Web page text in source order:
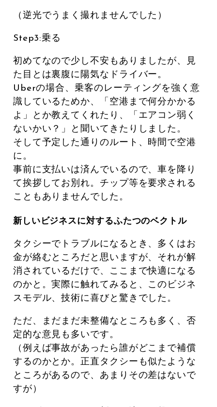
（逆光でうまく撮れませんでした）
Step3:乗る
初めてなので少し不安もありましたが、見
た目とは裏腹に陽気なドライバー。
Uberの場合、乗客のレーティングを強く意
識しているためか、「空港まで何分かかる
よ」とか教えてくれたり、「エアコン弱く
ないかい？」と聞いてきたりしました。
そして予定した通りのルート、時間で空港
に。
事前に支払いは済んでいるので、車を降り
て挨拶してお別れ。チップ等を要求される
こともありませんでした。
新しいビジネスに対するふたつのベクトル
タクシーでトラブルになるとき、多くはお
金が絡むところだと思いますが、それが解
消されているだけで、ここまで快適になる
のかと。実際に触れてみると、このビジネ
スモデル、技術に喜びと驚きでした。
ただ、まだまだ未整備なところも多く、否
定的な意見も多いです。
（例えば事故があったら誰がどこまで補償
するのかとか。正直タクシーも似たような
ところがあるので、あまりその差はないで
すが）